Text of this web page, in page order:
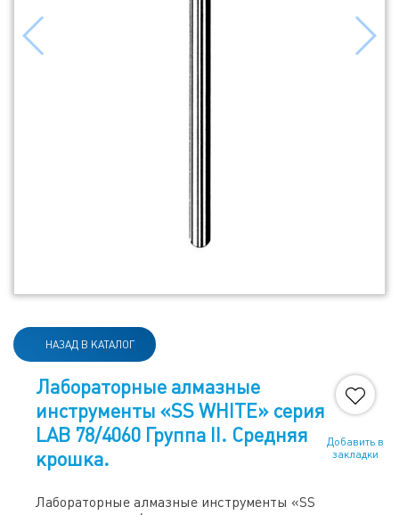
НАЗАД В КАТАЛОГ
Лабораторные алмазные
инструменты «SS WHITE» серия
LAB 78/4060 Группа II. Средняя
крошка.
Лабораторные алмазные инструменты «SS
Добавить в
закладки